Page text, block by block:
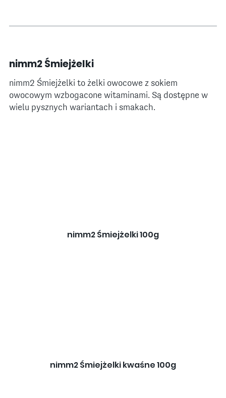
nimm2 Śmiejżelki
nimm2 Śmiejżelki to żelki owocowe z sokiem
owocowym wzbogacone witaminami. Są dostępne w
wielu pysznych wariantach i smakach.
nimm2 Śmiejżelki 100g
nimm2 Śmiejżelki kwaśne 100g